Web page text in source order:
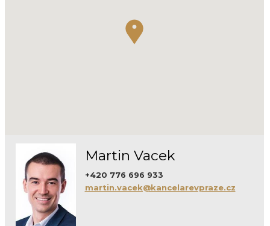
Martin Vacek
+420 776 696 933
martin.vacek@kancelarevpraze.cz